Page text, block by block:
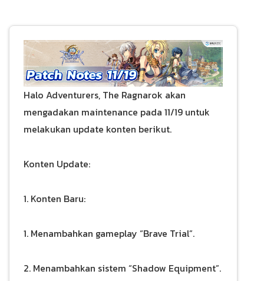
Halo Adventurers, The Ragnarok akan
mengadakan maintenance pada 11/19 untuk
melakukan update konten berikut.
Konten Update:
1. Konten Baru:
1. Menambahkan gameplay “Brave Trial”.
2. Menambahkan sistem “Shadow Equipment”.